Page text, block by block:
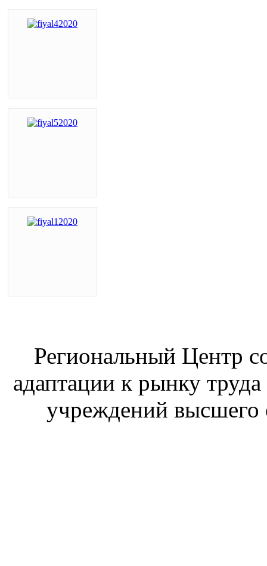
Региональный Центр
адаптации к рынку
учреждений